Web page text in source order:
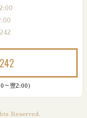
～翌2:00)
Reserved.